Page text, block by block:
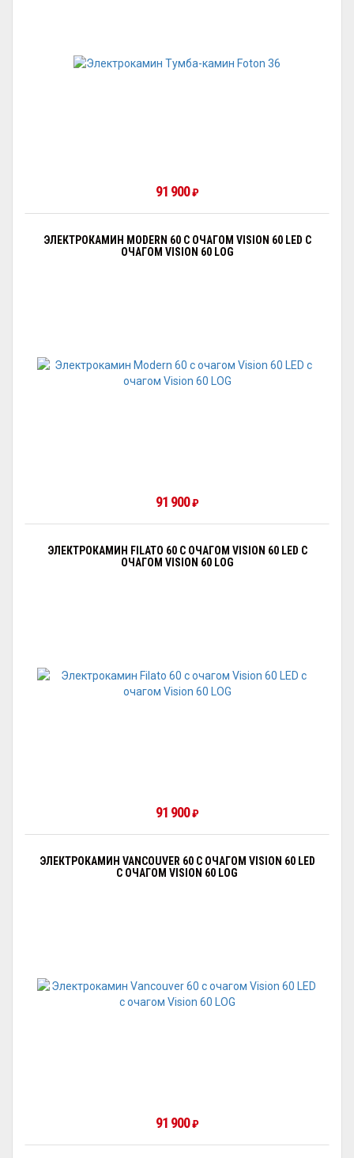
91 900₽
ЭЛЕКТРОКАМИН MODERN 60 С ОЧАГОМ VISION 60 LED С
ОЧАГОМ VISION 60 LOG
91 900₽
ЭЛЕКТРОКАМИН FILATO 60 С ОЧАГОМ VISION 60 LED С
ОЧАГОМ VISION 60 LOG
91 900₽
ЭЛЕКТРОКАМИН VANCOUVER 60 С ОЧАГОМ VISION 60 LED
С ОЧАГОМ VISION 60 LOG
91 900₽